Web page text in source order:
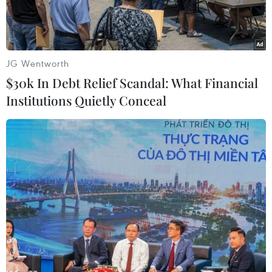
Cầu Allenby ở biên giới Jordan và Bờ Tây. (Nguồn: THX/TTXVN)
THX/Reuters đưa tin Cơ quan quản lý cửa khẩu
và biên giới Palestine ngày 23/9 cho biết Israel
sẽ đóng vô thời hạn Cầu Allenby (người
Palestine gọi là Cầu Karama) - cửa khẩu đường
bộ duy nhất nối Bờ Tây với Jordan - bắt đầu từ
JG Wentworth
$30k In Debt Relief Scandal: What Financial
Institutions Quietly Conceal